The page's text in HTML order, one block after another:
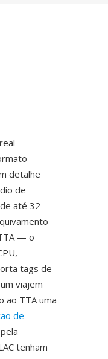
detalhe
de
até 32
— o
tags de
viajem
ao TTA uma
de
tenham